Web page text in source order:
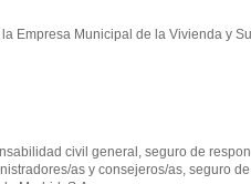
Empresa Municipal de la Vivienda y
civil general, seguro de
as y consejeros/as, seguro